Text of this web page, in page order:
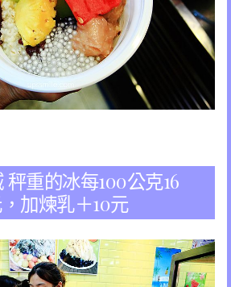
重的冰每100公克16
加煉乳＋10元